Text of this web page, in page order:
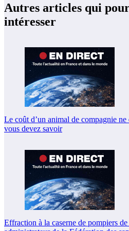
Autres articles qui
intéresser
Le coût d’un animal de compagnie ne
vous devez savoir
Effraction à la caserne de pompiers